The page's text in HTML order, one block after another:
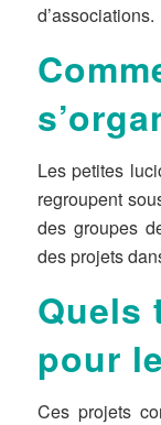
d’associations.
Les petites
regroupent
des groupes
des projets
Quels
pour
Ces projets